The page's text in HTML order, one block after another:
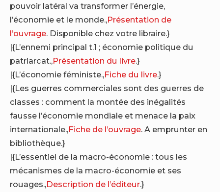
pouvoir latéral va transformer l’énergie,
l’économie et le monde.,Présentation de
l’ouvrage. Disponible chez votre libraire.}
|{L’ennemi principal t.1 ; économie politique du
patriarcat.,Présentation du livre.}
|{L’économie féministe.,Fiche du livre.}
|{Les guerres commerciales sont des guerres de
classes : comment la montée des inégalités
fausse l’économie mondiale et menace la paix
internationale.,Fiche de l’ouvrage. A emprunter en
bibliothèque.}
|{L’essentiel de la macro-économie : tous les
mécanismes de la macro-économie et ses
rouages.,Description de l’éditeur.}